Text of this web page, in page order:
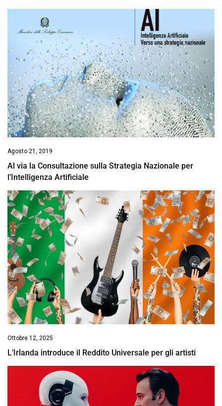
Agosto 21, 2019
Al via la Consultazione sulla Strategia Nazionale per
l’Intelligenza Artificiale
Ottobre 12, 2025
L’Irlanda introduce il Reddito Universale per gli artisti